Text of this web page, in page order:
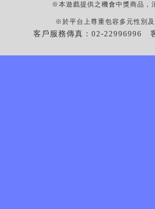
※本遊戲提供之機會中獎商品，
※於平台上尊重包容多元性別
客戶服務傳真：02-22996996